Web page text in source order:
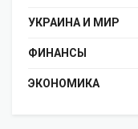
УКРАИНА И МИР
ФИНАНСЫ
ЭКОНОМИКА